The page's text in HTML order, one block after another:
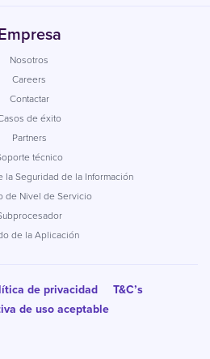
Nosotros
Careers
Contactar
de éxito
Partners
técnico
la Seguridad de la Información
de Nivel de Servicio
de la Aplicación
de privacidad
T&C’s
de uso aceptable